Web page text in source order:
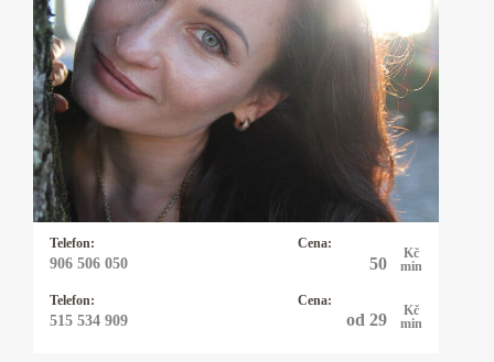
Telefon:
906 506 050
Cena:
50
Kč
min
Telefon:
515 534 909
Cena:
od 29
Kč
min
Kartářka Táňa
Kartářka, numeroložka, kyvadlo a techniky
Reiki. Čísla ukazují cestu, vcítím skrze ně na
odpovědi k vaší otázce. Karty společně s čísly
v mých výkladech pomohou v otázkách lásky,
vztahů (rodinných, pracovních, přátelských i
partnerských) a práce, či životní cesty.